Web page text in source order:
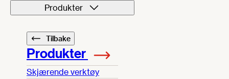
Produkter
Tilbake
Produkter
Skjærende verktøy